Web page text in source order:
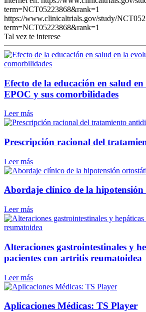
term=NCT05223868&rank=1
https://www.clinicaltrials.gov/study/
term=NCT05223868&rank=1
Tal vez te interese
Efecto de la educación en salud
EPOC y sus comorbilidades
Leer más
Prescripción racional del
Leer más
Abordaje clínico de la
Leer más
Alteraciones gastrointestinales y
pacientes con artritis reumatoidea
Leer más
Aplicaciones Médicas: TS Player